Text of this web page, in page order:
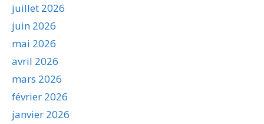
juillet 2026
juin 2026
mai 2026
avril 2026
mars 2026
février 2026
janvier 2026